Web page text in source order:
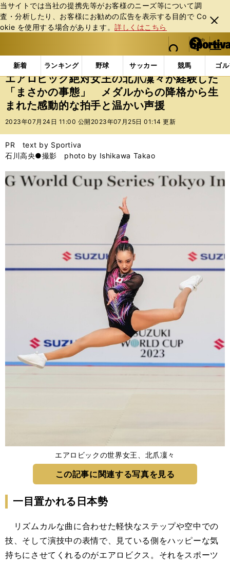
当サイトでは当社の提携先等がお客様のニーズ等について調
査・分析したり、お客様にお勧めの広告を表⽰する⽬的で Co
okie を使⽤する場合があります。詳しくはこちら
閉じ
る
web Sportiva (webスポルティーバ)
検索
マイペ
ー
ジ
メニュ
新着 ランキング 野球 サッカー 競馬 ゴ
b
ス
ポ
ル
テ
ー
バ
インフォメーション その他 エアロビック絶対女王
エアロビック絶対女王の北爪凜々が経験した
「まさかの事態」 メダルからの降格から生
まれた感動的な拍手と温かい声援
2023年07月24日 11:00 公開 2023年07月25日 01:14 更新
PR text by Sportiva
石川高央●撮影 photo by Ishikawa Takao
エアロビックの世界女王、北爪凜々
この記事に関連する写真を見る
一目置かれる日本勢
リズムカルな曲に合わせた軽快なステップや空中での
技、そして演技中の表情で、見ている側をハッピーな気
持ちにさせてくれるのがエアロビクス。それをスポーツ